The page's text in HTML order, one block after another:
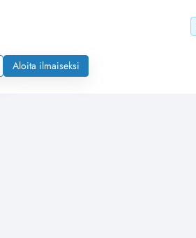
Aloita ilmaiseksi